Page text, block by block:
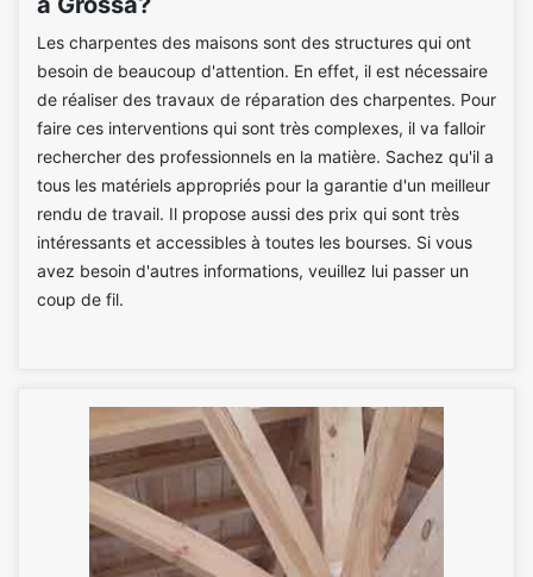
Les charpentes des maisons sont des structures qui ont
besoin de beaucoup d'attention. En effet, il est nécessaire
de réaliser des travaux de réparation des charpentes. Pour
faire ces interventions qui sont très complexes, il va falloir
rechercher des professionnels en la matière. Sachez qu'il a
tous les matériels appropriés pour la garantie d'un meilleur
rendu de travail. Il propose aussi des prix qui sont très
intéressants et accessibles à toutes les bourses. Si vous
avez besoin d'autres informations, veuillez lui passer un
coup de fil.